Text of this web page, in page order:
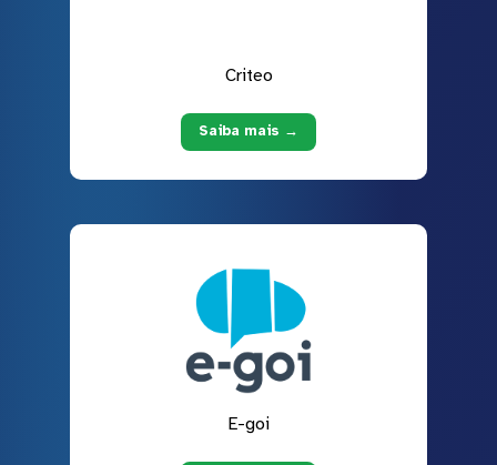
Criteo
Saiba mais →
E-goi